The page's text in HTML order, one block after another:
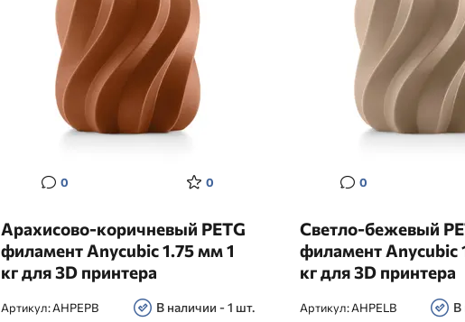
0 0
Арахисово-коричневый PETG
филамент Anycubic 1.75 мм 1
кг для 3D принтера
Артикул:AHPEPB В наличии - 1 шт.
0
Светло-бежевый
филамент Anycubic
кг для 3D принтера
Артикул:AHPELB В